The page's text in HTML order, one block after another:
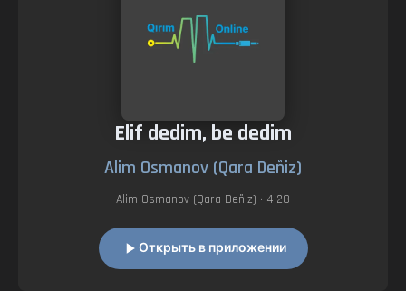
Elif dedim, be dedim
Alim Osmanov (Qara Deñiz)
Alim Osmanov (Qara Deñiz) • 4:28
Открыть в приложении